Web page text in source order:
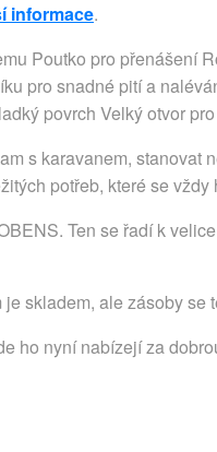
informace.
Poutko pro přenášení
pro snadné pití a
povrch Velký otvor
s karavanem, stanovat
potřeb, které se vždy
Ten se řadí k
skladem, ale zásoby se
ho nyní nabízejí za